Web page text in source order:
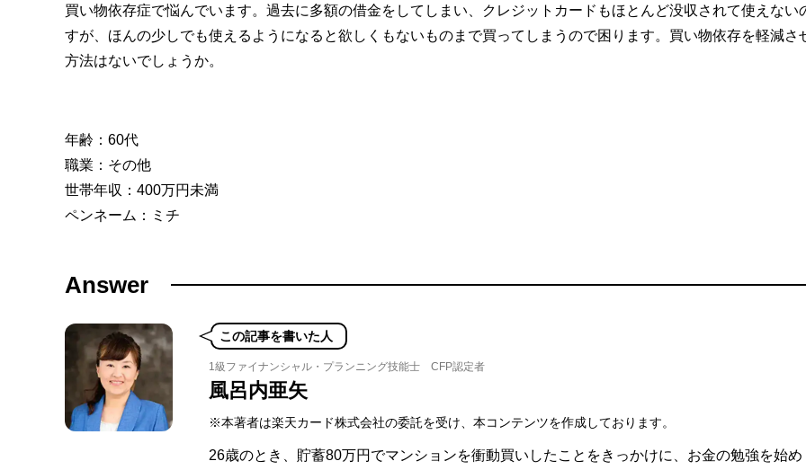
買い物依存症で悩んでいます。過去に多額の借金をしてしまい、クレジットカードもほとんど没収されて使えない
すが、ほんの少しでも使えるようになると欲しくもないものまで買ってしまうので困ります。買い物依存を軽減さ
方法はないでしょうか。
年齢：60代
職業：その他
世帯年収：400万円未満
ペンネーム：ミチ
Answer
この記事を書いた人
1級ファイナンシャル・プランニング技能士 CFP認定者
風呂内亜矢
※本著者は楽天カード株式会社の委託を受け、本コンテンツを作成しております。
26歳のとき、貯蓄80万円でマンションを衝動買いしたことをきっかけに、お金の勉強を始め